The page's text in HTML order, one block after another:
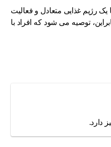
رژیم غذایی متعادل و فعالیت
توصیه می‌ شود که افراد با
دارد.